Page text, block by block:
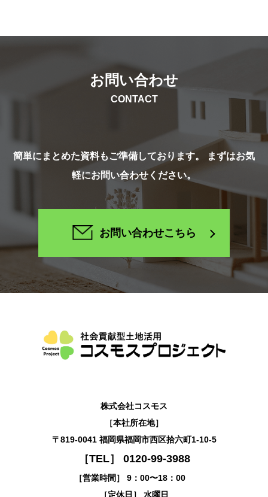
お問い合わせ
CONTACT
簡単にまとめた資料もご準備しております。 まずはお気
軽にお問い合わせください。
お問い合わせこちら
株式会社コスモス
［本社所在地］
〒819-0041 福岡県福岡市西区拾六町1-10-5
［TEL］ 0120-99-3988
［営業時間］ 9：00〜18：00
［定休日］ 水曜日